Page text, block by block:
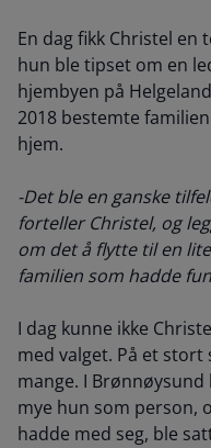
En dag fikk Christel
hun ble tipset om en
hjembyen på
2018 bestemte
hjem.
-Det ble en ganske
forteller Christel, og
om det å flytte til en
familien som hadde
I dag kunne ikke
med valget. På et stort
mange. I
mye hun som person,
hadde med seg, ble